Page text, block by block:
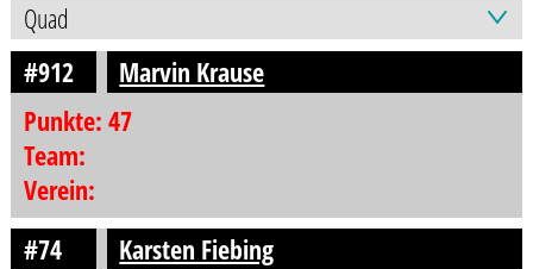
#912
Marvin Krause
Punkte: 47
Team:
Verein:
#74
Karsten Fiebing